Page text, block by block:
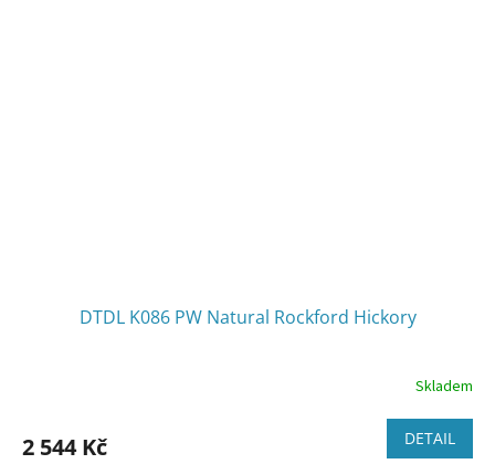
DTDL K086 PW Natural Rockford Hickory
Skladem
2 544 Kč DETAIL